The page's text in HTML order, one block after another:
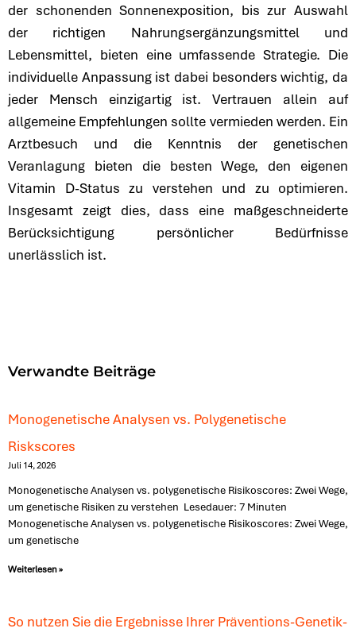
der schonenden Sonnenexposition, bis zur Auswahl
der richtigen Nahrungsergänzungsmittel und
Lebensmittel, bieten eine umfassende Strategie. Die
individuelle Anpassung ist dabei besonders wichtig, da
jeder Mensch einzigartig ist. Vertrauen allein auf
allgemeine Empfehlungen sollte vermieden werden. Ein
Arztbesuch und die Kenntnis der genetischen
Veranlagung bieten die besten Wege, den eigenen
Vitamin D-Status zu verstehen und zu optimieren.
Insgesamt zeigt dies, dass eine maßgeschneiderte
Berücksichtigung persönlicher Bedürfnisse
unerlässlich ist.
Verwandte Beiträge
Monogenetische Analysen vs. Polygenetische
Riskscores
Juli 14, 2026
Monogenetische Analysen vs. polygenetische Risikoscores: Zwei Wege,
um genetische Risiken zu verstehen ​ Lesedauer: 7 Minuten
Monogenetische Analysen vs. polygenetische Risikoscores: Zwei Wege,
um genetische
Weiterlesen »
So nutzen Sie die Ergebnisse Ihrer Präventions-Genetik-